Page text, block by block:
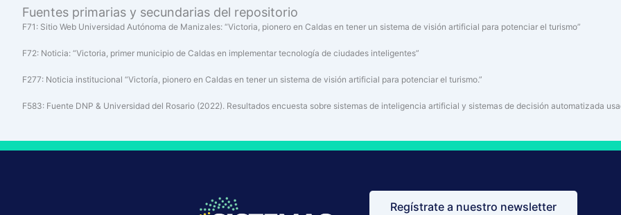
Fuentes primarias y secundarias del repositorio
F71: Sitio Web Universidad Autónoma de Manizales: “Victoria, pionero en Caldas en tener un sistema de visión artificial para potenciar el turismo”
F72: Noticia: “Victoria, primer municipio de Caldas en implementar tecnología de ciudades inteligentes”
F277: Noticia institucional “Victoría, pionero en Caldas en tener un sistema de visión artificial para potenciar el turismo.”
F583: Fuente DNP & Universidad del Rosario (2022). Resultados encuesta sobre sistemas de inteligencia artificial y sistemas de decisión automatizada
Regístrate a nuestro newsletter